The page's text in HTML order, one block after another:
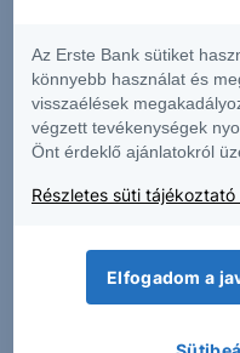
A tőzsdei piaci adatok
mutatnak. Adatok
Az "Árjegyzői vételi ár"
adatok a pillanatnyi és
Az Erste Bank sütiket
könnyebb használat és
visszaélések
végzett tevékenységek
Önt érdeklő ajánlatokról
Részletes süti tájékoztató
Elfogadom a